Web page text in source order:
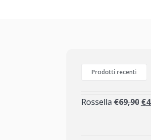
Prodotti recenti
Rossella €69,90 €